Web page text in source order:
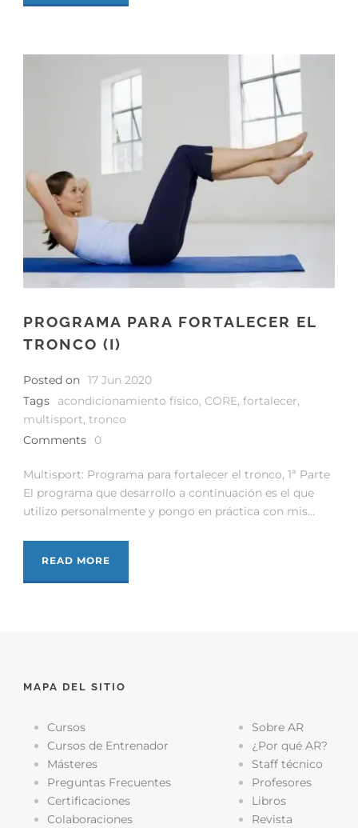
PROGRAMA PARA FORTALECER EL
TRONCO (I)
Posted on 17 Jun 2020
Tags
acondicionamiento físico, CORE, fortalecer,
multisport, tronco
Comments
0
Multisport: Programa para fortalecer el tronco, 1ª Parte
El programa que desarrollo a continuación es el que
utilizo personalmente y pongo en práctica con mis...
READ MORE
MAPA DEL SITIO
Cursos
Cursos de Entrenador
Másteres
Preguntas Frecuentes
Certificaciones
Colaboraciones
Sobre AR
¿Por qué AR?
Staff técnico
Profesores
Libros
Revista